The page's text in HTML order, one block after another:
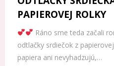
PAPIEROVEJ ROLKY
Ráno sme teda začali
odtlačky srdiečok z
papiera ani nevyhadzujú,…